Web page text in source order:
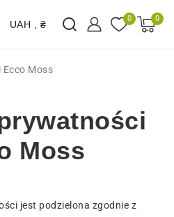
UAH , ₴
0 0
Moss
Moss
jest podzielona zgodnie z